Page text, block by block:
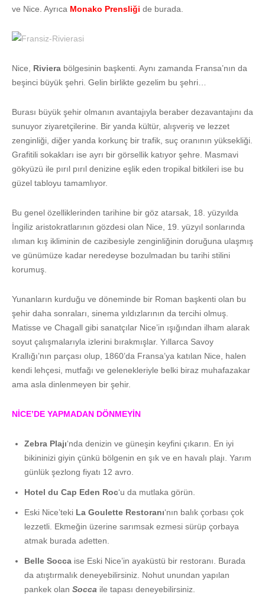
ve Nice. Ayrıca Monako Prensliği de burada.
Nice, Riviera bölgesinin başkenti. Aynı zamanda Fransa’nın da
beşinci büyük şehri. Gelin birlikte gezelim bu şehri…
Burası büyük şehir olmanın avantajıyla beraber dezavantajını da
sunuyor ziyaretçilerine. Bir yanda kültür, alışveriş ve lezzet
zenginliği, diğer yanda korkunç bir trafik, suç oranının yüksekliği.
Grafitili sokakları ise ayrı bir görsellik katıyor şehre. Masmavi
gökyüzü ile pırıl pırıl denizine eşlik eden tropikal bitkileri ise bu
güzel tabloyu tamamlıyor.
Bu genel özelliklerinden tarihine bir göz atarsak, 18. yüzyılda
İngiliz aristokratlarının gözdesi olan Nice, 19. yüzyıl sonlarında
ılıman kış ikliminin de cazibesiyle zenginliğinin doruğuna ulaşmış
ve günümüze kadar neredeyse bozulmadan bu tarihi stilini
korumuş.
Yunanların kurduğu ve döneminde bir Roman başkenti olan bu
şehir daha sonraları, sinema yıldızlarının da tercihi olmuş.
Matisse ve Chagall gibi sanatçılar Nice’in ışığından ilham alarak
soyut çalışmalarıyla izlerini bırakmışlar. Yıllarca Savoy
Krallığı’nın parçası olup, 1860’da Fransa’ya katılan Nice, halen
kendi lehçesi, mutfağı ve gelenekleriyle belki biraz muhafazakar
ama asla dinlenmeyen bir şehir.
NİCE’DE YAPMADAN DÖNMEYİN
Zebra Plajı‘nda denizin ve güneşin keyfini çıkarın. En iyi
bikininizi giyin çünkü bölgenin en şık ve en havalı plajı. Yarım
günlük şezlong fiyatı 12 avro.
Hotel du Cap Eden Roc‘u da mutlaka görün.
Eski Nice’teki La Goulette Restoranı‘nın balık çorbası çok
lezzetli. Ekmeğin üzerine sarımsak ezmesi sürüp çorbaya
atmak burada adetten.
Belle Socca ise Eski Nice’in ayaküstü bir restoranı. Burada
da atıştırmalık deneyebilirsiniz. Nohut unundan yapılan
pankek olan Socca ile tapası deneyebilirsiniz.